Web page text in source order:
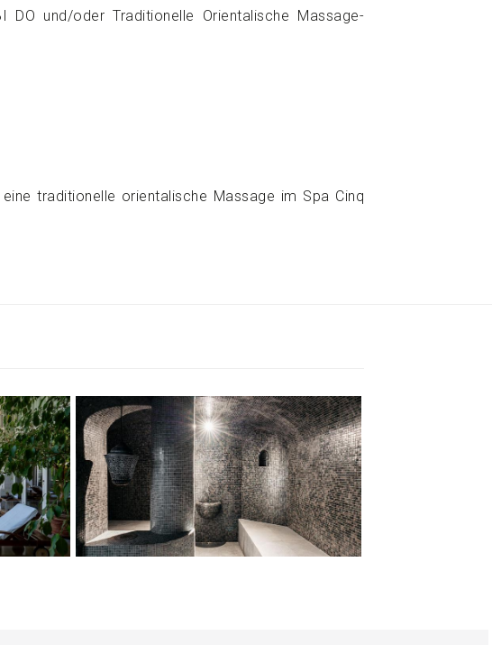
DO und/oder Traditionelle Orientalische Massage-
traditionelle orientalische Massage im Spa Cinq